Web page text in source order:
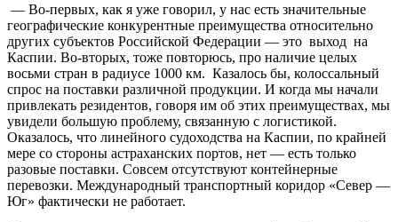
— Во-первых, как я уже говорил, у нас есть значительные
географические конкурентные преимущества относительно
других субъектов Российской Федерации — это выход на
Каспии. Во-вторых, тоже повторюсь, про наличие целых
восьми стран в радиусе 1000 км. Казалось бы, колоссальный
спрос на поставки различной продукции. И когда мы начали
привлекать резидентов, говоря им об этих преимуществах, мы
увидели большую проблему, связанную с логистикой.
Оказалось, что линейного судоходства на Каспии, по крайней
мере со стороны астраханских портов, нет — есть только
разовые поставки. Совсем отсутствуют контейнерные
перевозки. Международный транспортный коридор «Север —
Юг» фактически не работает.